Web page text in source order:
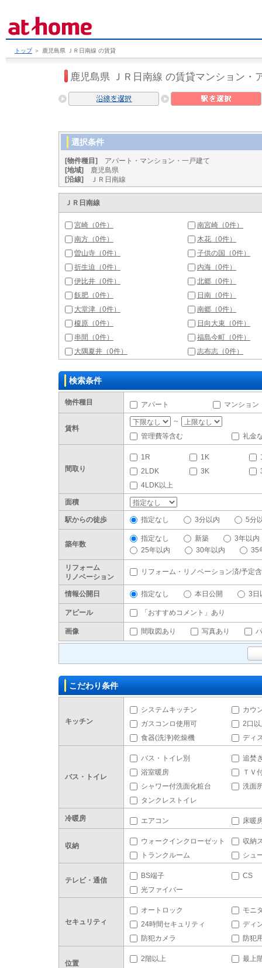
トップ ＞ 鹿児島県 ＪＲ日南線 の賃貸
鹿児島県 ＪＲ日南線 の賃貸マンション・
選択条件
[物件種目]
アパート・マンション・一戸建て
[地域]
鹿児島県
[沿線]
ＪＲ日南線
ＪＲ日南線
宮崎（0件）
南宮崎（0件）
南方（0件）
木花（0件）
曽山寺（0件）
子供の国（0件）
折生迫（0件）
内海（0件）
伊比井（0件）
北郷（0件）
飫肥（0件）
日南（0件）
大堂津（0件）
南郷（0件）
榎原（0件）
日向大束（0件）
串間（0件）
福島今町（0件）
大隅夏井（0件）
志布志（0件）
検索条件
物件種目 アパート マンション
賃料
～
管理費等含む
礼金
間取り
1R 1K
2LDK
3K
4LDK以上
面積
駅からの徒歩 指定なし 3分以内 5分
築年数
指定なし 新築
3年以内
25年以内
30年以内 35
リフォーム
リノベーション
リフォーム・リノベーション済/予定
情報公開日 指定なし 本日公開 3日
アピール 「おすすめコメント」あり
画像 間取図あり 写真あり
こだわり条件
キッチン
システムキッチン
カウ
ガスコンロ使用可
2口
食器(洗浄)乾燥機
ディ
バス・トイレ
バス・トイレ別
追焚
浴室暖房
ＴＶ
シャワー付洗面化粧台
洗面
タンクレストイレ
冷暖房 エアコン 床暖
収納
ウォークインクローゼット
収納
トランクルーム
シュ
テレビ・通信
BS端子
CS
光ファイバー
セキュリティ
オートロック
モニ
24時間セキュリティ
ディ
防犯カメラ
防犯
位置
2階以上
最上